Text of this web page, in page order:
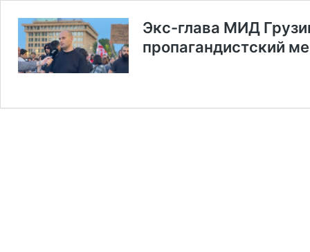
Экс-глава МИД
пропагандистский